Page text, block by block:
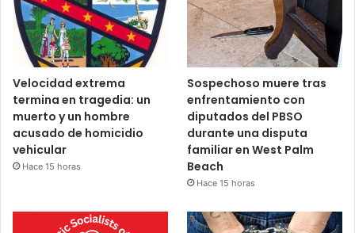
Velocidad extrema
termina en tragedia: un
muerto y un hombre
acusado de homicidio
vehicular
Hace 15 horas
Sospechoso muere tras
enfrentamiento con
diputados del PBSO
durante una disputa
familiar en West Palm
Beach
Hace 15 horas